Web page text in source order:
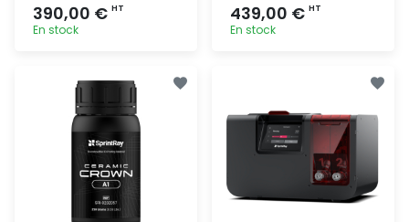
390,00 € HT
En stock
rapide
439,00 € HT
En stock